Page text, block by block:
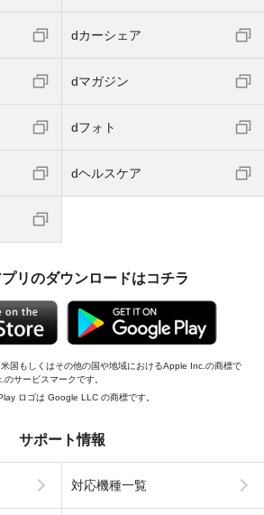
dカーシェア
dマガジン
dフォト
dヘルスケア
リのダウンロードはコチラ
国もしくはその他の国や地域におけるApple Inc.の商標で
サービスマークです。
ロゴは Google LLC の商標です。
サポート情報
対応機種一覧